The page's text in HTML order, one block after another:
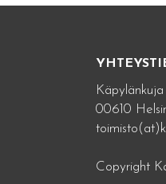
Käpylänkuja 1
00610
Copyright